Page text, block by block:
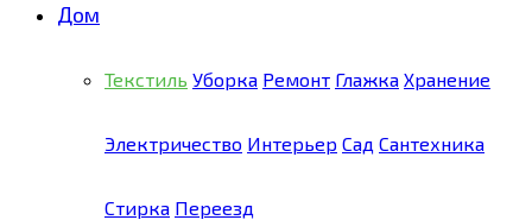
Дом
Текстиль Уборка Ремонт Глажка Хранение
Электричество Интерьер Сад Сантехника
Стирка Переезд